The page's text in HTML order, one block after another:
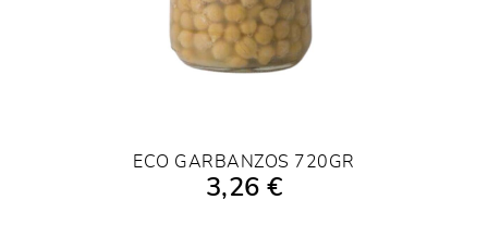
AÑADIR A LA COMPRA
ECO GARBANZOS 720GR
3,26 €